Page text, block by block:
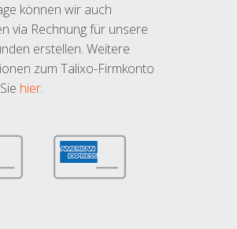
können wir auch
via Rechnung für unsere
erstellen. Weitere
zum Talixo-Firmkonto
hier.